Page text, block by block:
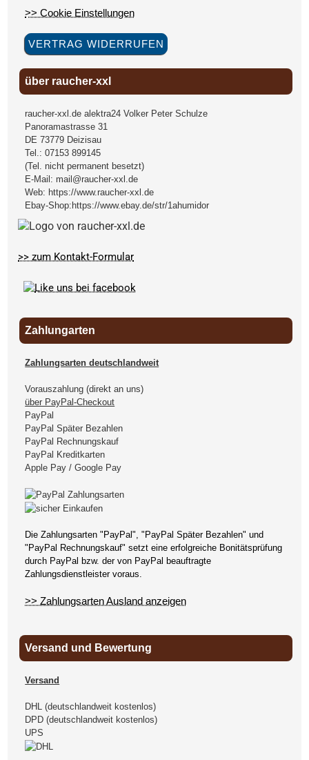
>> Cookie Einstellungen
VERTRAG WIDERRUFEN
über raucher-xxl
raucher-xxl.de alektra24 Volker Peter Schulze
Panoramastrasse 31
DE 73779 Deizisau
Tel.:07153 899145
(Tel. nicht permanent besetzt)
E-Mail: mail@raucher-xxl.de
Web: https://www.raucher-xxl.de
Ebay-Shop:https://www.ebay.de/str/1ahumidor
>> zum Kontakt-Formular
Zahlungarten
Zahlungsarten deutschlandweit
Vorauszahlung (direkt an uns)
über PayPal-Checkout
PayPal
PayPal Später Bezahlen
PayPal Rechnungskauf
PayPal Kreditkarten
Apple Pay / Google Pay
Die Zahlungsarten "PayPal", "PayPal Später Bezahlen" und
"PayPal Rechnungskauf" setzt eine erfolgreiche Bonitätsprüfung
durch PayPal bzw. der von PayPal beauftragte
Zahlungsdienstleister voraus.
>> Zahlungsarten Ausland anzeigen
Versand und Bewertung
Versand
DHL (deutschlandweit kostenlos)
DPD (deutschlandweit kostenlos)
UPS